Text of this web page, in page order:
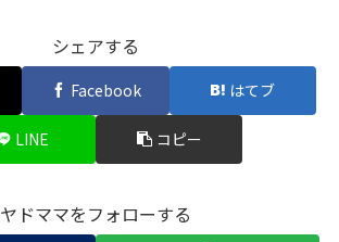
シェアする
Facebook はてブ
LINE コピー
ヤドママをフォローする